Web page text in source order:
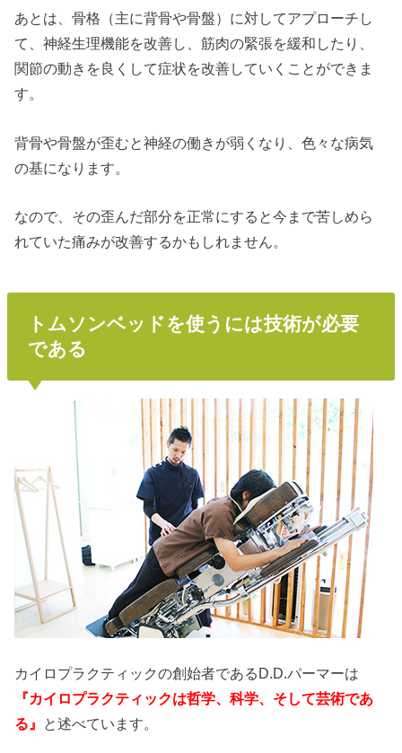
あとは、骨格（主に背骨や骨盤）に対してアプローチし
て、神経生理機能を改善し、筋肉の緊張を緩和したり、
関節の動きを良くして症状を改善していくことができま
す。
背骨や骨盤が歪むと神経の働きが弱くなり、色々な病気
の基になります。
なので、その歪んだ部分を正常にすると今まで苦しめら
れていた痛みが改善するかもしれません。
トムソンベッドを使うには技術が必要
である
カイロプラクティックの創始者であるD.D.パーマーは
『カイロプラクティックは哲学、科学、そして芸術であ
る』 と述べています。